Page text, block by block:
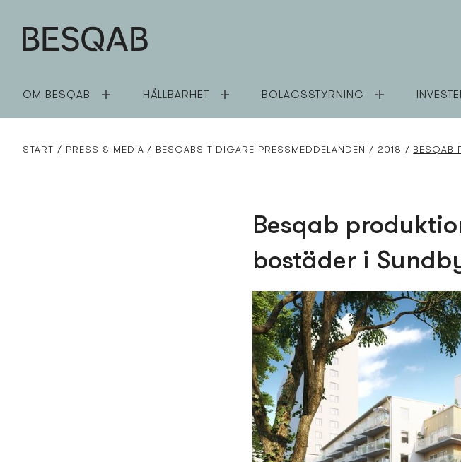
OM BESQAB HÅLLBARHET BOLAGSSTYRNING
START PRESS­ & MEDIA BESQABS TIDIGARE PRESS­MEDDELANDEN 2018 BESQAB
Besqab
bostäder i